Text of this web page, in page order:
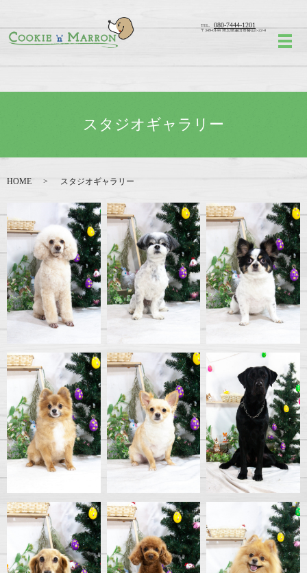
TEL. 080-7444-1201
〒349-0144 埼玉県蓮田市椿山1-22-4
メ
スタジオギャラリー
HOME スタジオギャラリー